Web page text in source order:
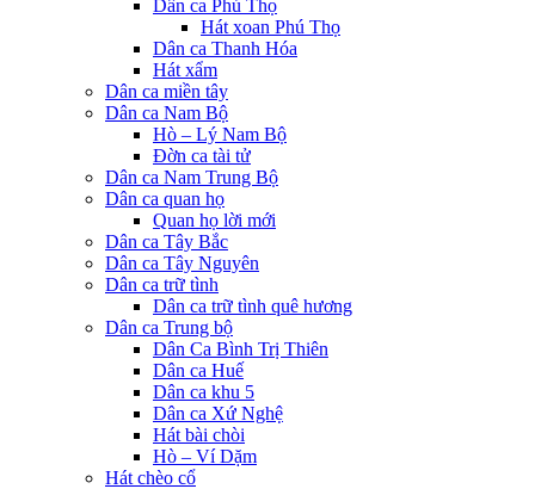
Dân ca Phú Thọ
Hát xoan Phú Thọ
Dân ca Thanh Hóa
Hát xẩm
Dân ca miền tây
Dân ca Nam Bộ
Hò – Lý Nam Bộ
Đờn ca tài tử
Dân ca Nam Trung Bộ
Dân ca quan họ
Quan họ lời mới
Dân ca Tây Bắc
Dân ca Tây Nguyên
Dân ca trữ tình
Dân ca trữ tình quê hương
Dân ca Trung bộ
Dân Ca Bình Trị Thiên
Dân ca Huế
Dân ca khu 5
Dân ca Xứ Nghệ
Hát bài chòi
Hò – Ví Dặm
Hát chèo cổ